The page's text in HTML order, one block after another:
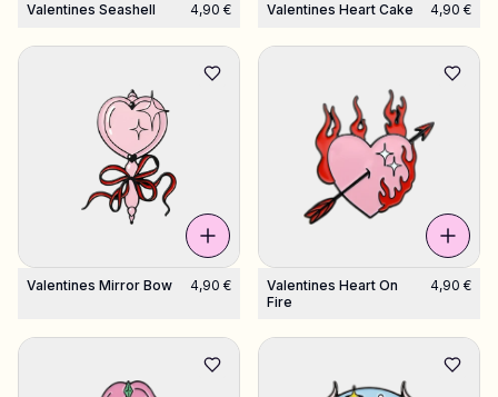
Valentines Seashell 4,90 € Valentines Heart Cake 4,90 €
Valentines Mirror Bow 4,90 €
Valentines Heart On
Fire
4,90 €